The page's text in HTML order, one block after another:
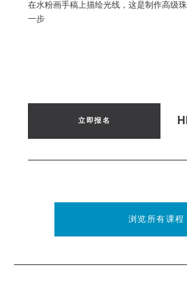
在水粉画手稿上描绘光线，这是制作高级
一步
立即报名
浏览所有课程